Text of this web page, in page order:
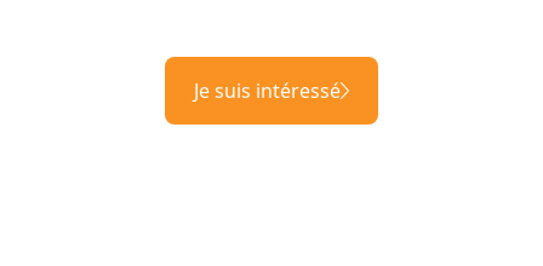
Je suis intéressé